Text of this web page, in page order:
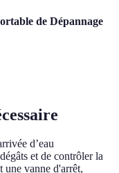
de Dépannage
d’eau
et de contrôler la
une vanne d'arrêt,